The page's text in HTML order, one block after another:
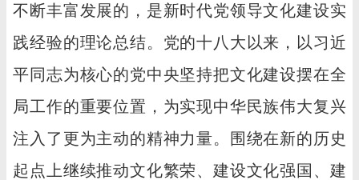
不断丰富发展的，是新时代党领导文化建设实
践经验的理论总结。党的十八大以来，以习近
平同志为核心的党中央坚持把文化建设摆在全
局工作的重要位置，为实现中华民族伟大复兴
注入了更为主动的精神力量。围绕在新的历史
起点上继续推动文化繁荣、建设文化强国、建